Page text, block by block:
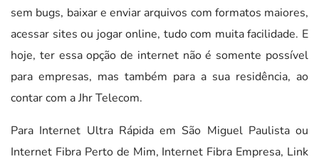
sem bugs, baixar e enviar arquivos com formatos maiores,
acessar sites ou jogar online, tudo com muita facilidade. E
hoje, ter essa opção de internet não é somente possível
para empresas, mas também para a sua residência, ao
contar com a Jhr Telecom.
Para Internet Ultra Rápida em São Miguel Paulista ou
Internet Fibra Perto de Mim, Internet Fibra Empresa, Link